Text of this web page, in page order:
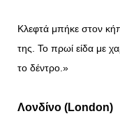
Κλεφτά μπήκε στον
της. Το πρωί είδα με
το δέντρο.»
Λονδίνο (London)